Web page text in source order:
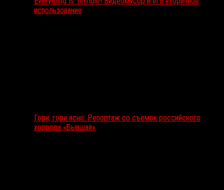
использование
Гори, гори ясно: Репортаж со съемок российского
хоррора «Бывшая»